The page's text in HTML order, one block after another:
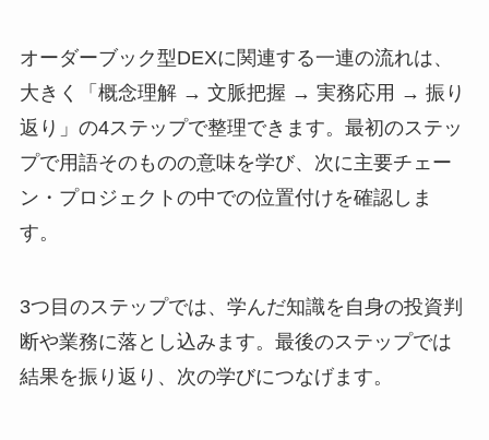
オーダーブック型DEXに関連する一連の流れは、
大きく「概念理解 → 文脈把握 → 実務応用 → 振り
返り」の4ステップで整理できます。最初のステッ
プで用語そのものの意味を学び、次に主要チェー
ン・プロジェクトの中での位置付けを確認しま
す。
3つ目のステップでは、学んだ知識を自身の投資判
断や業務に落とし込みます。最後のステップでは
結果を振り返り、次の学びにつなげます。